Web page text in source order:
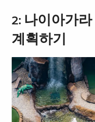
2: 나이아가
계획하기